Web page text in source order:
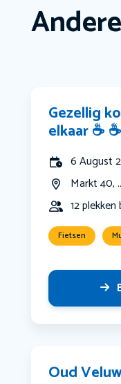
Gezellig
elkaar ☕️ ☕️
6 August
Markt 40,
12
Fietsen
Oud